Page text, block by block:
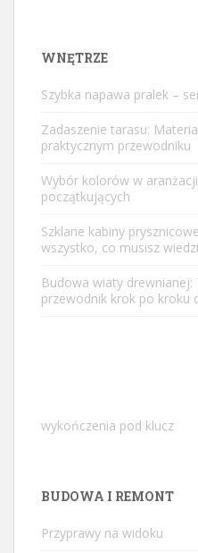
WNĘTRZE
Szybka napawa pralek –
Zadaszenie tarasu:
praktycznym przewodniku
Wybór kolorów w
początkujących
Szklane kabiny
wszystko, co musisz
Budowa wiaty
przewodnik krok po kroku
wykończenia pod klucz
BUDOWA I REMONT
Przyprawy na widoku